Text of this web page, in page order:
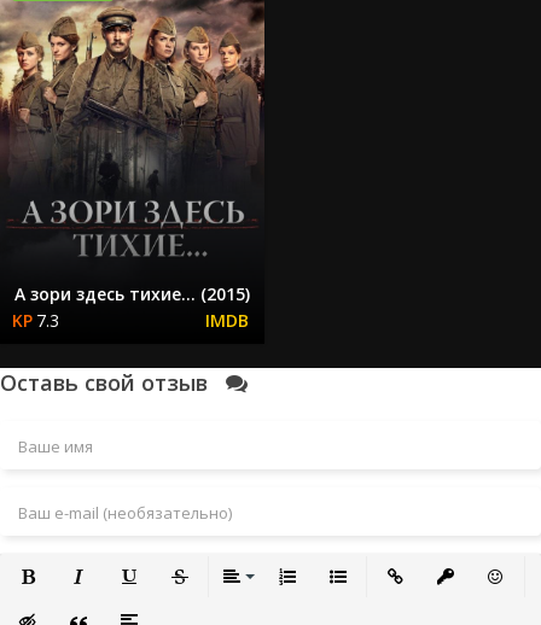
А зори здесь тихие… (2015)
7.3
Оставь свой отзыв
Полужирный